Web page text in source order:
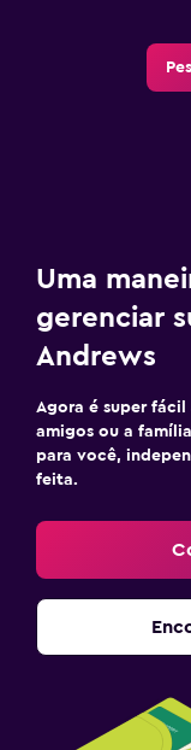
Uma
gerenciar
Andrews
Agora é super
amigos ou a
para você,
feita.